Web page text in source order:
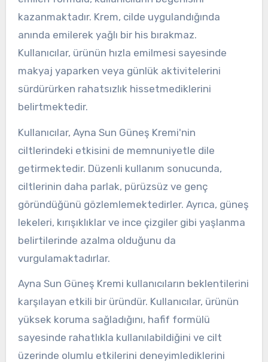
kazanmaktadır. Krem, cilde uygulandığında
anında emilerek yağlı bir his bırakmaz.
Kullanıcılar, ürünün hızla emilmesi sayesinde
makyaj yaparken veya günlük aktivitelerini
sürdürürken rahatsızlık hissetmediklerini
belirtmektedir.
Kullanıcılar, Ayna Sun Güneş Kremi'nin
ciltlerindeki etkisini de memnuniyetle dile
getirmektedir. Düzenli kullanım sonucunda,
ciltlerinin daha parlak, pürüzsüz ve genç
göründüğünü gözlemlemektedirler. Ayrıca, güneş
lekeleri, kırışıklıklar ve ince çizgiler gibi yaşlanma
belirtilerinde azalma olduğunu da
vurgulamaktadırlar.
Ayna Sun Güneş Kremi kullanıcıların beklentilerini
karşılayan etkili bir üründür. Kullanıcılar, ürünün
yüksek koruma sağladığını, hafif formülü
sayesinde rahatlıkla kullanılabildiğini ve cilt
üzerinde olumlu etkilerini deneyimlediklerini